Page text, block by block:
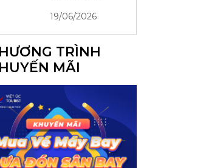
19/06/2026
TRÌNH
MÃI